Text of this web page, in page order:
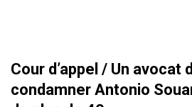
Cour d’appel / Un avocat
condamner Antonio